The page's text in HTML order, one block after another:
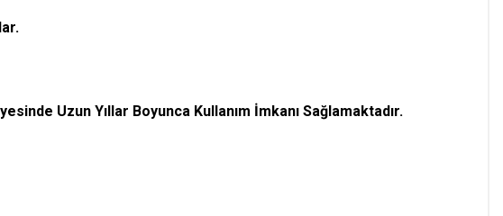
Uzun Yıllar Boyunca Kullanım İmkanı Sağlamaktadır.